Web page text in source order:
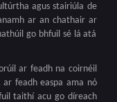
agus stairiúla de
ar an chathair ar
go bhfuil sé lá atá
ar feadh na coirnéil
feadh easpa ama nó
taithí acu go díreach